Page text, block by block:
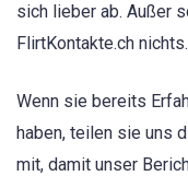
sich lieber ab. Außer
FlirtKontakte.ch nichts.
Wenn sie bereits
haben, teilen sie uns
mit, damit unser